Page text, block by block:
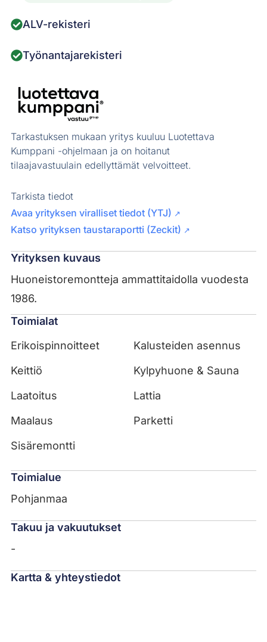
ALV-rekisteri
Työnantajarekisteri
Tarkastuksen mukaan yritys kuuluu Luotettava
Kumppani -ohjelmaan ja on hoitanut
tilaajavastuulain edellyttämät velvoitteet.
Tarkista tiedot
Avaa yrityksen viralliset tiedot (YTJ) ↗
Katso yrityksen taustaraportti (Zeckit) ↗
Yrityksen kuvaus
Huoneistoremontteja ammattitaidolla vuodesta
1986.
Toimialat
Erikoispinnoitteet
Kalusteiden asennus
Keittiö
Kylpyhuone & Sauna
Laatoitus
Lattia
Maalaus
Parketti
Sisäremontti
Toimialue
Pohjanmaa
Takuu ja vakuutukset
-
Kartta & yhteystiedot